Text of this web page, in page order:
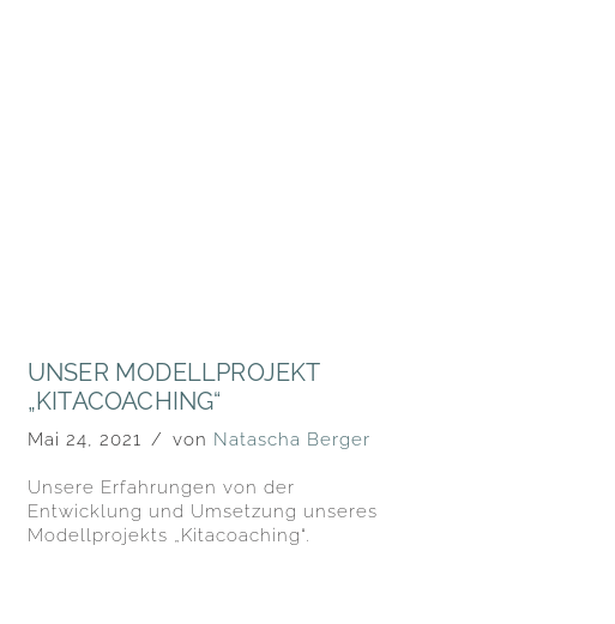
UNSER MODELLPROJEKT
„KITACOACHING“
Mai 24, 2021 von Natascha Berger
Unsere Erfahrungen von der
Entwicklung und Umsetzung unseres
Modellprojekts „Kitacoaching“.